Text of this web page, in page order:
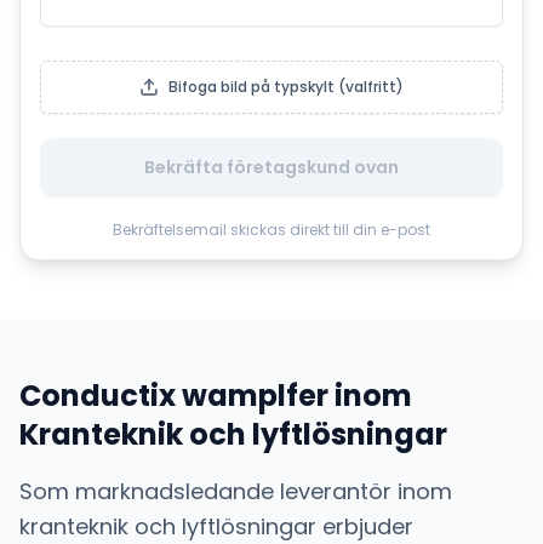
Bifoga bild på typskylt (valfritt)
Bekräfta företagskund ovan
Bekräftelsemail skickas direkt till din e-post
Conductix wamplferinom
Kranteknik och lyftlösningar
Som marknadsledande leverantör inom
kranteknik och lyftlösningar erbjuder